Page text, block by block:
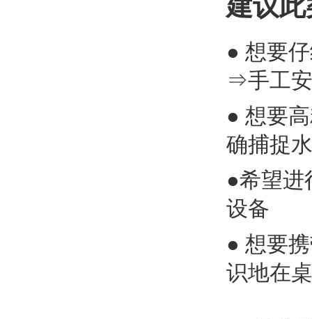
建议
● 想要
⇒手工
● 想要
确捕捉
●希望进
设备
● 想要
识地在